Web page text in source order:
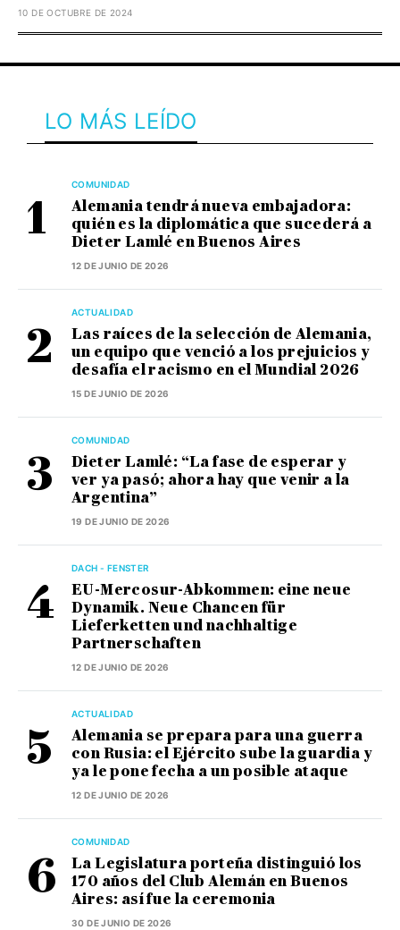
10 DE OCTUBRE DE 2024
LO MÁS LEÍDO
COMUNIDAD
Alemania tendrá nueva embajadora:
quién es la diplomática que sucederá a
Dieter Lamlé en Buenos Aires
12 DE JUNIO DE 2026
ACTUALIDAD
Las raíces de la selección de Alemania,
un equipo que venció a los prejuicios y
desafía el racismo en el Mundial 2026
15 DE JUNIO DE 2026
COMUNIDAD
Dieter Lamlé: “La fase de esperar y
ver ya pasó; ahora hay que venir a la
Argentina”
19 DE JUNIO DE 2026
DACH - FENSTER
EU-Mercosur-Abkommen: eine neue
Dynamik. Neue Chancen für
Lieferketten und nachhaltige
Partnerschaften
12 DE JUNIO DE 2026
ACTUALIDAD
Alemania se prepara para una guerra
con Rusia: el Ejército sube la guardia y
ya le pone fecha a un posible ataque
12 DE JUNIO DE 2026
COMUNIDAD
La Legislatura porteña distinguió los
170 años del Club Alemán en Buenos
Aires: así fue la ceremonia
30 DE JUNIO DE 2026